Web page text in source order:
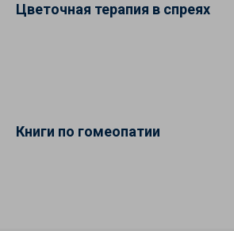
Цветочная терапия в спреях
Книги по гомеопатии